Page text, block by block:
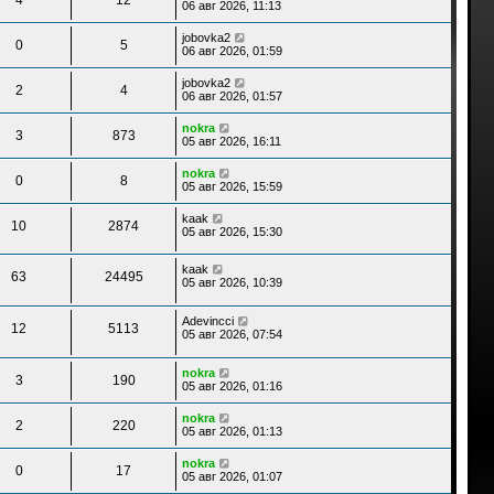
06 авг 2026, 11:13
0 5
jobovka2
06 авг 2026, 01:59
2 4
jobovka2
06 авг 2026, 01:57
3 873
nokra
05 авг 2026, 16:11
0 8
nokra
05 авг 2026, 15:59
10 2874
kaak
05 авг 2026, 15:30
63 24495
kaak
05 авг 2026, 10:39
12 5113
Adevincci
05 авг 2026, 07:54
3 190
nokra
05 авг 2026, 01:16
2 220
nokra
05 авг 2026, 01:13
0 17
nokra
05 авг 2026, 01:07